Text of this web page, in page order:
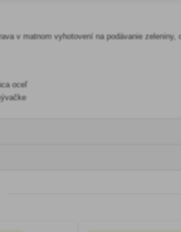
v matnom vyhotovení na podávanie zeleniny,
oceľ